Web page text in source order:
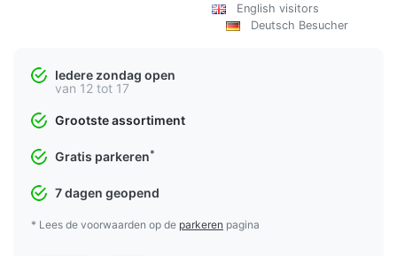
English visitors
Deutsch Besucher
Iedere zondag open
van 12 tot 17
Grootste assortiment
Gratis parkeren*
7 dagen geopend
* Lees de voorwaarden op de parkeren pagina